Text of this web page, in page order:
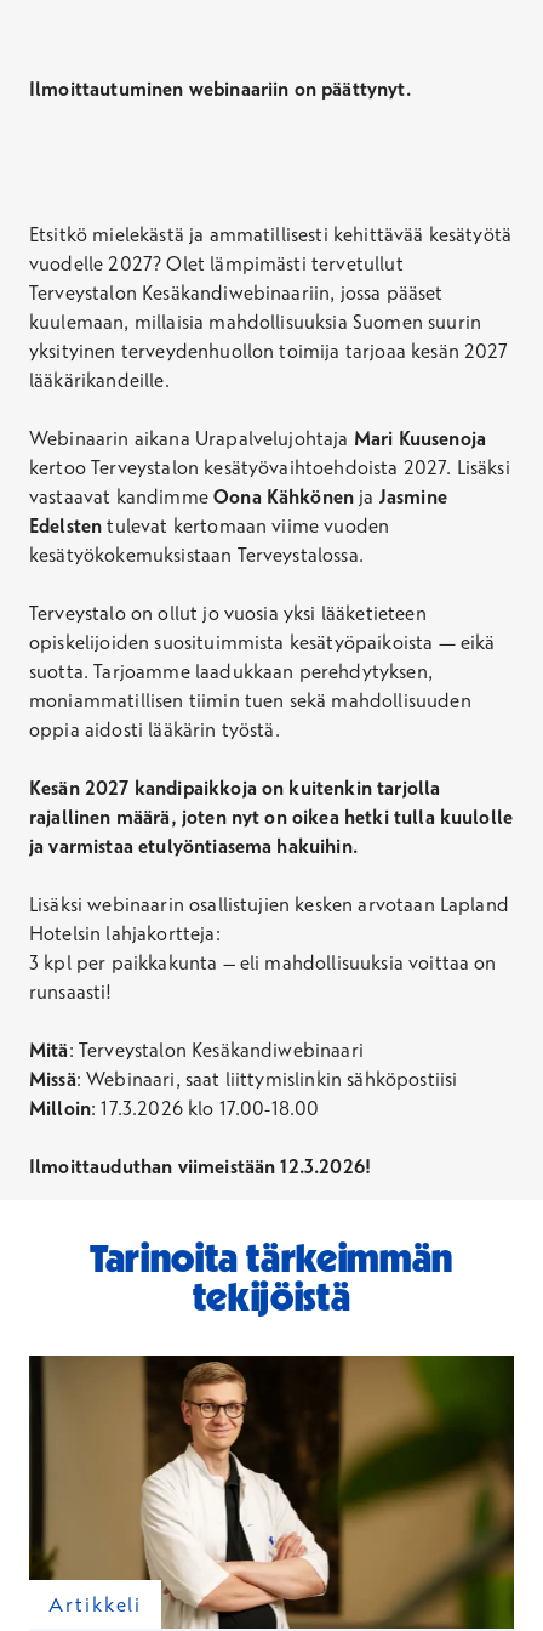
Ilmoittautuminen webinaariin on päättynyt.
Etsitkö mielekästä ja ammatillisesti kehittävää kesätyötä
vuodelle 2027? Olet lämpimästi tervetullut
Terveystalon Kesäkandiwebinaariin, jossa pääset
kuulemaan, millaisia mahdollisuuksia Suomen suurin
yksityinen terveydenhuollon toimija tarjoaa kesän 2027
lääkärikandeille.
Webinaarin aikana Urapalvelujohtaja Mari Kuusenoja
kertoo Terveystalon kesätyövaihtoehdoista 2027. Lisäksi
vastaavat kandimmeOona Kähkönen ja Jasmine
Edelsten tulevat kertomaan viime vuoden
kesätyökokemuksistaan Terveystalossa.
Terveystalo on ollut jo vuosia yksi lääketieteen
opiskelijoiden suosituimmista kesätyöpaikoista — eikä
suotta. Tarjoamme laadukkaan perehdytyksen,
moniammatillisen tiimin tuen sekä mahdollisuuden
oppia aidosti lääkärin työstä.
Kesän 2027 kandipaikkoja on kuitenkin tarjolla
rajallinen määrä, joten nyt on oikea hetki tulla kuulolle
ja varmistaa etulyöntiasema hakuihin.
Lisäksi webinaarin osallistujien kesken arvotaan Lapland
Hotelsin lahjakortteja:
3 kpl per paikkakunta – eli mahdollisuuksia voittaa on
runsaasti!
Mitä: Terveystalon Kesäkandiwebinaari
Missä: Webinaari, saat liittymislinkin sähköpostiisi
Milloin: 17.3.2026 klo 17.00-18.00
Ilmoittauduthan viimeistään 12.3.2026!
Tarinoita tärkeimmän
tekijöistä
Artikkeli